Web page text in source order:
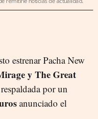
estrenar Pacha New
y The Great
por un
anunciado el